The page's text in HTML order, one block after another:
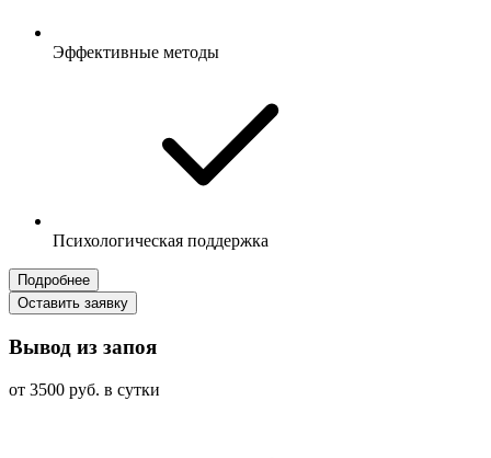
Эффективные методы
Психологическая поддержка
Подробнее
Оставить заявку
Вывод из запоя
от 3500 руб. в сутки